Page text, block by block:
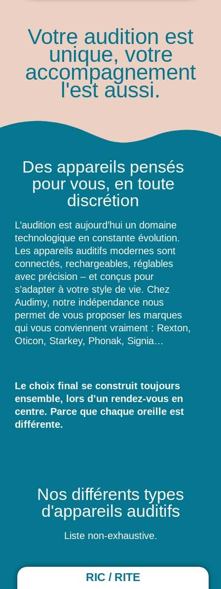
Votre audition est
unique, votre
accompagnement
l'est aussi.
Des appareils pensés
pour vous, en toute
discrétion
L’audition est aujourd’hui un domaine
technologique en constante évolution.
Les appareils auditifs modernes sont
connectés, rechargeables, réglables
avec précision – et conçus pour
s’adapter à votre style de vie. Chez
Audimy, notre indépendance nous
permet de vous proposer les marques
qui vous conviennent vraiment : Rexton,
Oticon, Starkey, Phonak, Signia…
Le choix final se construit toujours
ensemble, lors d’un rendez-vous en
centre. Parce que chaque oreille est
différente.
Nos différents types
d'appareils auditifs
Liste non-exhaustive.
RIC / RITE